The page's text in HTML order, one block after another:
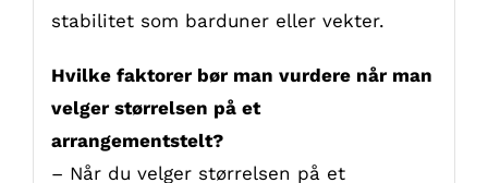
stabilitet som barduner eller vekter.
Hvilke faktorer bør man vurdere når man
velger størrelsen på et
arrangementstelt?
– Når du velger størrelsen på et